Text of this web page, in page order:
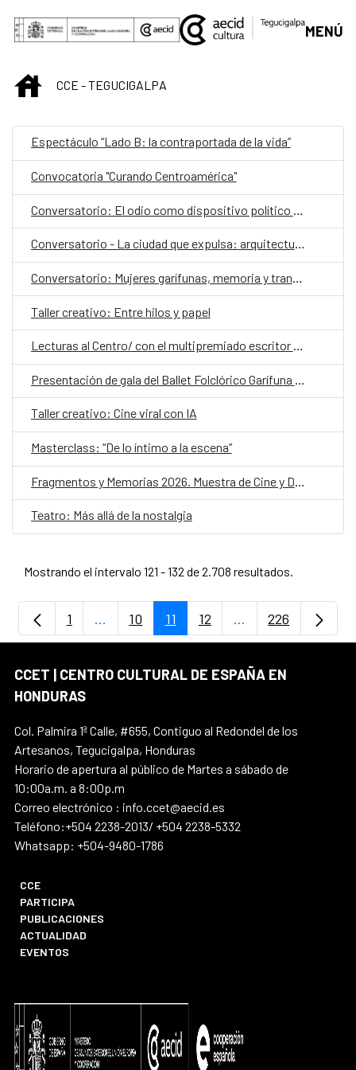
Saltar al contenido principal
MENÚ
INICIOCCE - TEGUCIGALPA
Espectáculo “Lado B: la contraportada de la vida”
Convocatoria "Curando Centroamérica"
Conversatorio - La ciudad que expulsa: arquitectura, exclusión y gentrificación
Conversatorio: Mujeres garífunas, memoria y transmisión cultural
Taller creativo: Entre hilos y papel
Lecturas al Centro/ con el multipremiado escritor español Ray Loriga como invitado especial,
Presentación de gala del Ballet Folclórico Garífuna de Honduras
Taller creativo: Cine viral con IA
Masterclass: “De lo íntimo a la escena”
Teatro: Más allá de la nostalgia
Mostrando el intervalo 121 - 132 de 2.708 resultados.
Página
1 ...Páginas intermedias Use TAB para
Página
10 Página
11 Página
12 ...PáginasPágina
226
CCET | CENTRO CULTURAL DE ESPAÑA EN
HONDURAS
Col. Palmira 1ª Calle, #655, Contiguo al Redondel de los
Artesanos, Tegucigalpa, Honduras
Horario de apertura al público de Martes a sábado de
10:00a.m. a 8:00p.m
Correo electrónico : info.ccet@aecid.es
Teléfono:+504 2238-2013/ +504 2238-5332
Whatsapp: +504-9480-1786
CCE
PARTICIPA
PUBLICACIONES
ACTUALIDAD
EVENTOS